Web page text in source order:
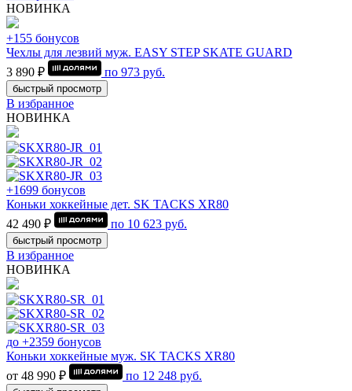
НОВИНКА
+155 бонусов
Чехлы для лезвий муж. EASY STEP SKATE GUARD
3 890 ₽
по 973 руб.
быстрый просмотр
В избранное
НОВИНКА
+1699 бонусов
Коньки хоккейные дет. SK TACKS XR80
42 490 ₽
по 10 623 руб.
быстрый просмотр
В избранное
НОВИНКА
до +2359 бонусов
Коньки хоккейные муж. SK TACKS XR80
от 48 990 ₽
по 12 248 руб.